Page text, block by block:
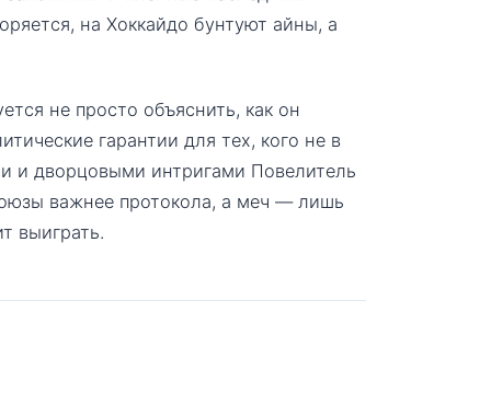
на Хоккайдо бунтуют айны, а
не просто объяснить, как он
гарантии для тех, кого не в
и дворцовыми интригами Повелитель
важнее протокола, а меч — лишь
выиграть.